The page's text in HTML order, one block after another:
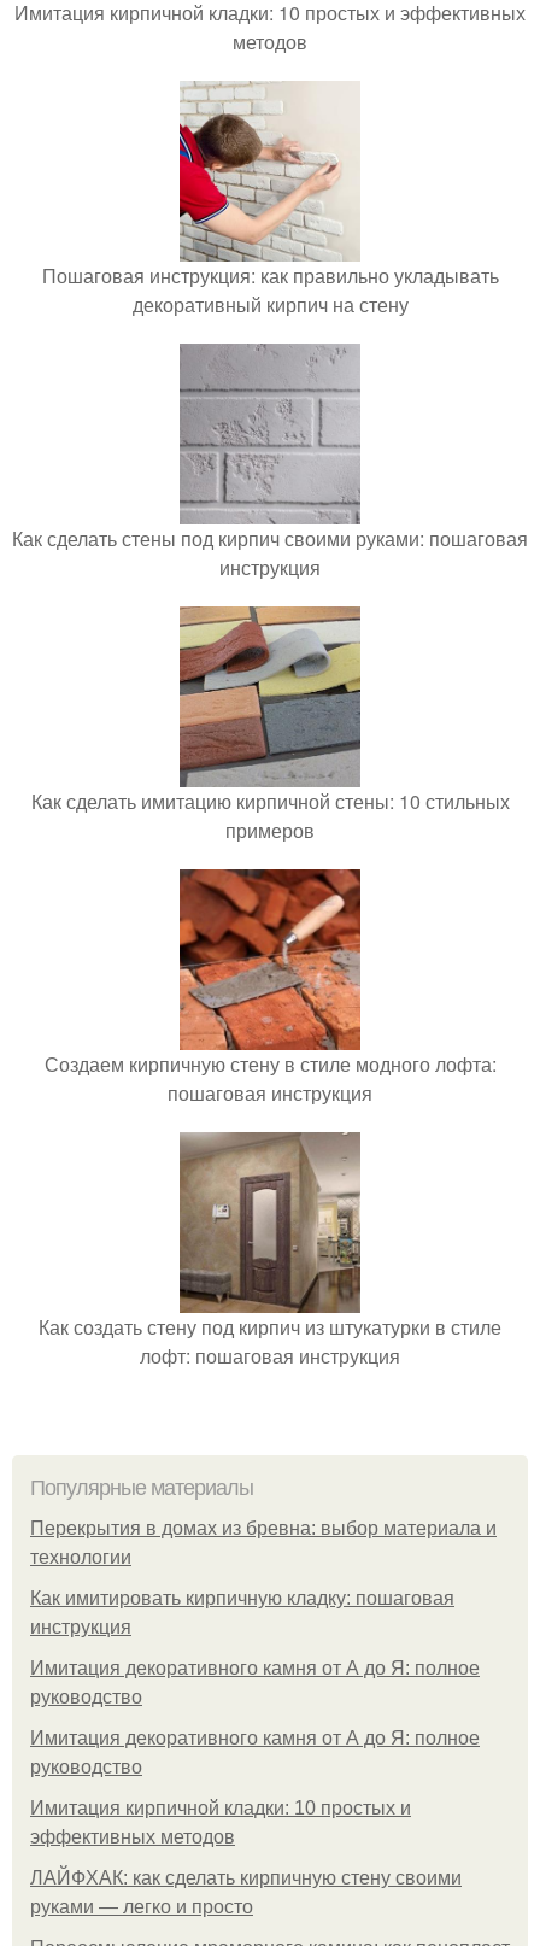
Имитация кирпичной кладки: 10 простых и эффективных
методов
Пошаговая инструкция: как правильно укладывать
декоративный кирпич на стену
Как сделать стены под кирпич своими руками: пошаговая
инструкция
Как сделать имитацию кирпичной стены: 10 стильных
примеров
Создаем кирпичную стену в стиле модного лофта:
пошаговая инструкция
Как создать стену под кирпич из штукатурки в стиле
лофт: пошаговая инструкция
Популярные материалы
Перекрытия в домах из бревна: выбор материала и
технологии
Как имитировать кирпичную кладку: пошаговая
инструкция
Имитация декоративного камня от А до Я: полное
руководство
Имитация декоративного камня от А до Я: полное
руководство
Имитация кирпичной кладки: 10 простых и
эффективных методов
ЛАЙФХАК: как сделать кирпичную стену своими
руками — легко и просто